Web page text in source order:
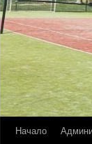
КъмНачало